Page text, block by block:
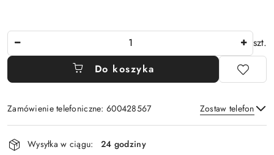
szt.
Do koszyka
Zamówienie telefoniczne: 600428567 Zostaw telefon
Dostępność
i
Wysyłka w ciągu:
24 godziny